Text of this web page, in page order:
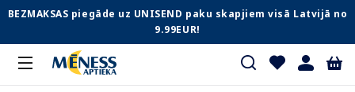
BEZMAKSAS piegāde uz UNISEND paku skapjiem visā Latvijā no
9.99EUR!